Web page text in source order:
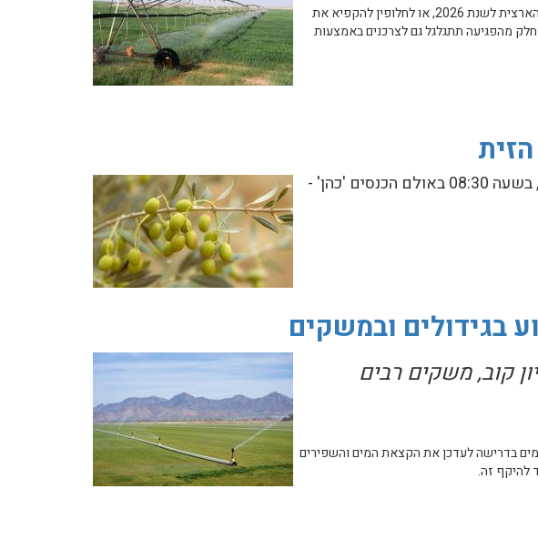
התאחדות חקלאי ישראל דורשת מרשות המים להגדיל ב-30 מיליון מ"ק את הקצאת המים השפירים לחקלאות במערכת הארצית לשנת 2026, או לחלופין להקפיא את
מהפגיעה תתגלגל גם לצרכנים באמצעות
יום העיון ה-20 בנושא מחקרים בענף הזית יתקיים ביום שלישי, 23.6.2026 - ח' בתמוז תשפ"ו, בשעה 08:30 באולם הכנסים 'כהן' -
בגידולים ובמשקים
אם לא יוגדלו הקצאות המים השפירים בכ-30 מיליון קוב, משקים רבים
בדרישה לעדכן את הקצאת המים והשפירים